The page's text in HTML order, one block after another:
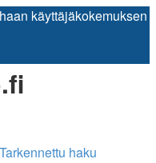
käyttäjäkokemuksen
Tarkennettu haku